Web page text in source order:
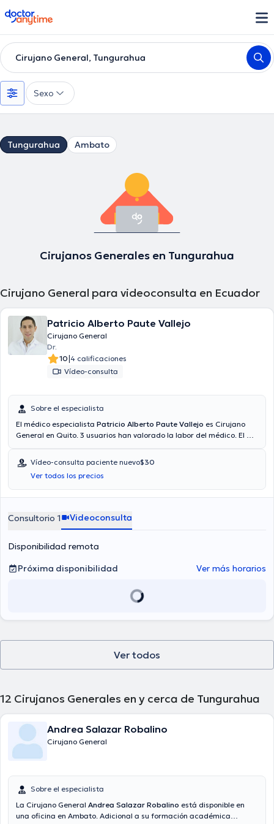
doctoranytime
Cirujano General, Tungurahua
Sexo
Tungurahua Ambato
Cirujanos Generales en Tungurahua
Cirujano General para videoconsulta en Ecuador
Patricio Alberto Paute Vallejo
Cirujano General
Dr.
10|4 calificaciones
Vídeo-consulta
Sobre el especialista
El médico especialista Patricio Alberto Paute Vallejo es Cirujano
General en Quito. 3 usuarios han valorado la labor del médico. El Dr.
mejores precios con las siguientes aseguradoras: Consulta privada,
Plan Vital - Medicina Prepagada, Vía reembolso con cualquier
aseguradora. El precio de la consulta con el médico Patricio Alberto
Paute Vallejo es de $40. Algunos de los servicios médicos ofrecidos
de vesícula biliar.
Vídeo-consulta paciente nuevo$30
Ver todos los precios
Consultorio 1 Videoconsulta
Disponibilidad remota
Próxima disponibilidad
Ver más horarios
Ver todos
12 Cirujanos Generales en y cerca de Tungurahua
Andrea Salazar Robalino
Cirujano General
Sobre el especialista
La Cirujano General Andrea Salazar Robalino está disponible en
una oficina en Ambato. Adicional a su formación académica